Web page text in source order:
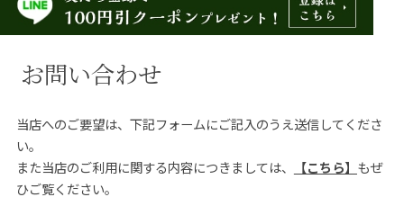
梅酒の商品一覧
梅製品・その他の商品一覧
メニュー
トップページ
お問い合わせ
当店へのご要望は、下記フォームにご記入のうえ送信してくださ
い。
また当店のご利用に関する内容につきましては、
【こちら】 もぜ
ひご覧ください。